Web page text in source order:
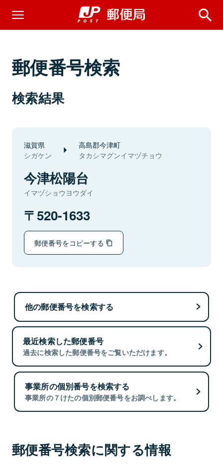
郵便番号検索
検索結果
滋賀県
シガケン
高島郡今津町
タカシマグンイマヅチョウ
今津松陽台
イマヅショウヨウダイ
520-1633
郵便番号をコピーする
他の郵便番号を検索する
最近検索した郵便番号
過去に検索した郵便番号をご覧いただけます。
事業所の個別番号を検索する
事業所の７けたの個別郵便番号をお調べします。
郵便番号検索に関する情報